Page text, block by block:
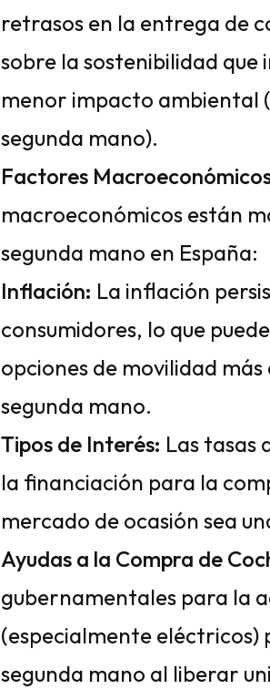
retrasos en la entrega de
sobre la sostenibilidad que
menor impacto ambiental
segunda mano).
Factores
macroeconómicos están
segunda mano en España:
Inflación: La inflación
consumidores, lo que
opciones de movilidad
segunda mano.
Tipos de Interés: Las tasas
la financiación para la
mercado de ocasión sea
Ayudas a la Compra de
gubernamentales para la
(especialmente eléctricos)
segunda mano al liberar